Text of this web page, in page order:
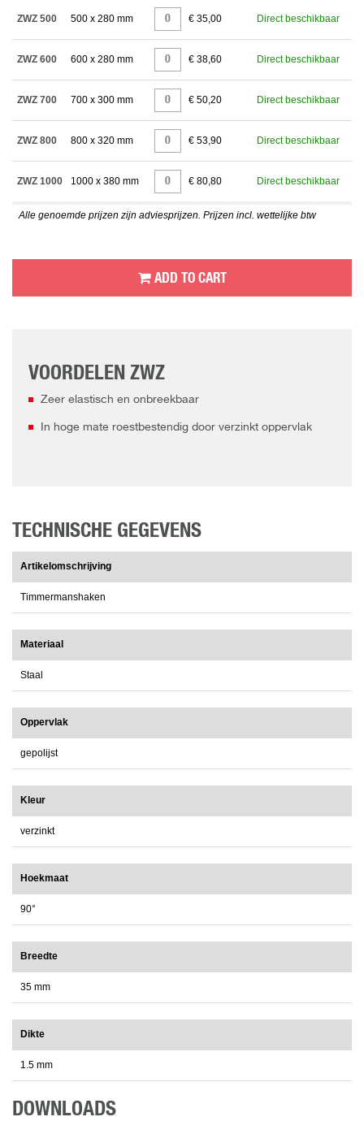
ZWZ 500 500 x 280 mm € 35,00 Direct beschikbaar
ZWZ 600 600 x 280 mm € 38,60 Direct beschikbaar
ZWZ 700 700 x 300 mm € 50,20 Direct beschikbaar
ZWZ 800 800 x 320 mm € 53,90 Direct beschikbaar
ZWZ 1000 1000 x 380 mm € 80,80 Direct beschikbaar
Alle genoemde prijzen zijn adviesprijzen. Prijzen incl. wettelijke btw
ADD TO CART
VOORDELEN ZWZ
Zeer elastisch en onbreekbaar
In hoge mate roestbestendig door verzinkt oppervlak
TECHNISCHE GEGEVENS
Artikelomschrijving
Timmermanshaken
Materiaal
Staal
Oppervlak
gepolijst
Kleur
verzinkt
Hoekmaat
90°
Breedte
35 mm
Dikte
1.5 mm
DOWNLOADS